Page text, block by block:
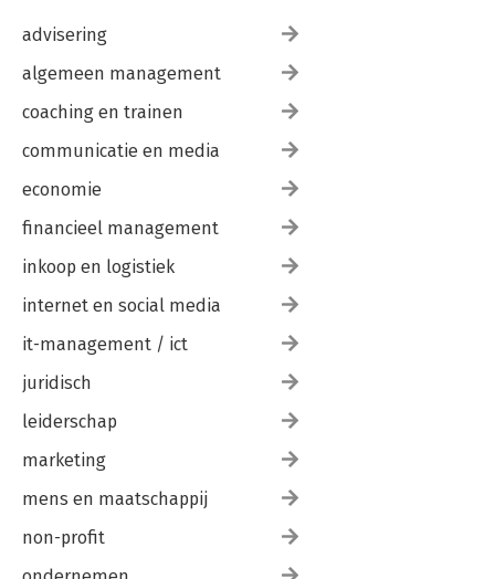
advisering
algemeen management
coaching en trainen
communicatie en media
economie
financieel management
inkoop en logistiek
internet en social media
it-management / ict
juridisch
leiderschap
marketing
mens en maatschappij
non-profit